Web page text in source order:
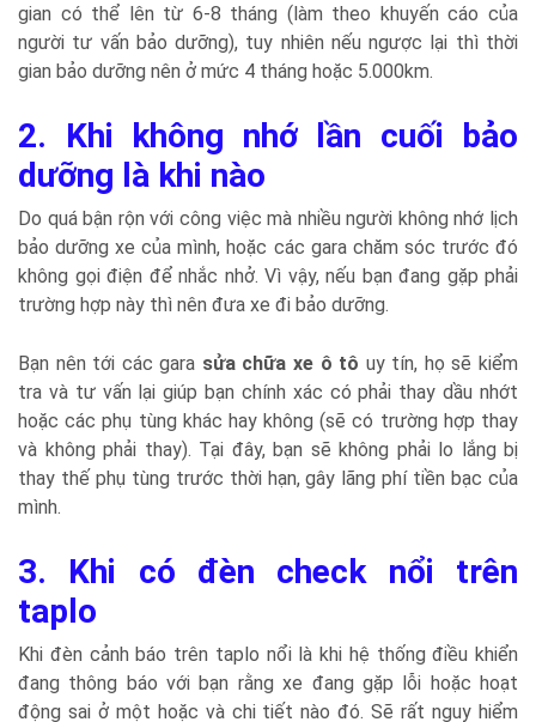
gian có thể lên từ 6-8 tháng (làm theo khuyến cáo của
người tư vấn bảo dưỡng), tuy nhiên nếu ngược lại thì thời
gian bảo dưỡng nên ở mức 4 tháng hoặc 5.000km.
2. Khi không nhớ lần cuối bảo
dưỡng là khi nào
Do quá bận rộn với công việc mà nhiều người không nhớ lịch
bảo dưỡng xe của mình, hoặc các gara chăm sóc trước đó
không gọi điện để nhắc nhở. Vì vậy, nếu bạn đang gặp phải
trường hợp này thì nên đưa xe đi bảo dưỡng.
Bạn nên tới các gara sửa chữa xe ô tô uy tín, họ sẽ kiểm
tra và tư vấn lại giúp bạn chính xác có phải thay dầu nhớt
hoặc các phụ tùng khác hay không (sẽ có trường hợp thay
và không phải thay). Tại đây, bạn sẽ không phải lo lắng bị
thay thế phụ tùng trước thời hạn, gây lãng phí tiền bạc của
mình.
3. Khi có đèn check nổi trên
taplo
Khi đèn cảnh báo trên taplo nổi là khi hệ thống điều khiển
đang thông báo với bạn rằng xe đang gặp lỗi hoặc hoạt
động sai ở một hoặc và chi tiết nào đó. Sẽ rất nguy hiểm